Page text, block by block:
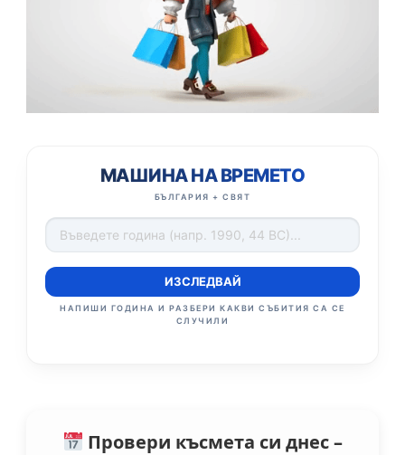
МАШИНА НА ВРЕМЕТО
БЪЛГАРИЯ + СВЯТ
ИЗСЛЕДВАЙ
НАПИШИ ГОДИНА И РАЗБЕРИ КАКВИ СЪБИТИЯ СА СЕ
СЛУЧИЛИ
Провери късмета си днес –